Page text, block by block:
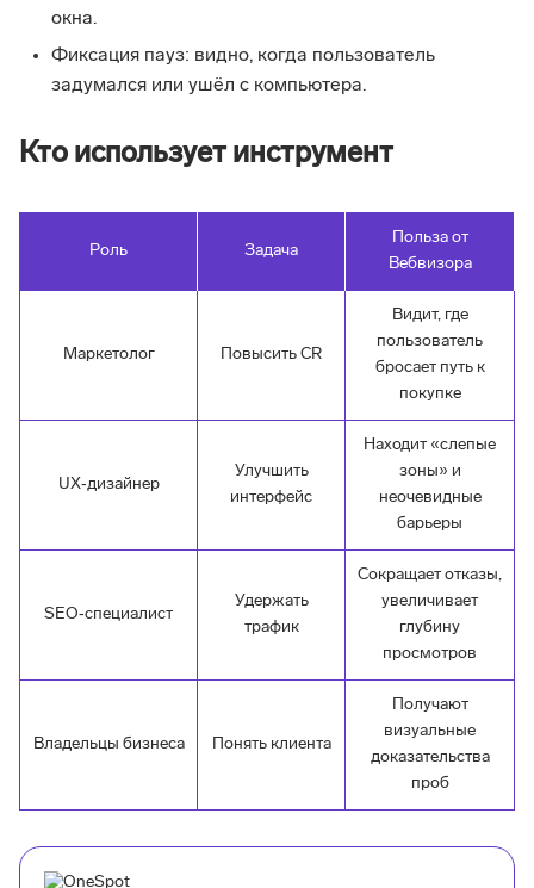
окна.
Фиксация пауз: видно, когда пользователь
задумался или ушёл с компьютера.
Кто использует инструмент
Роль Задача
Польза от
Вебвизора
Маркетолог Повысить CR
Видит, где
пользователь
бросает путь к
покупке
UX‑дизайнер
Улучшить
интерфейс
Находит «слепые
зоны» и
неочевидные
барьеры
SEO‑специалист
Удержать
трафик
Сокращает отказы,
увеличивает
глубину
просмотров
Владельцы бизнеса Понять клиента
Получают
визуальные
доказательства
проб